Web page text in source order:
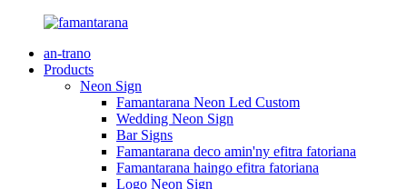
an-trano
Products
Neon Sign
Famantarana Neon Led Custom
Wedding Neon Sign
Bar Signs
Famantarana deco amin'ny efitra fatoriana
Famantarana haingo efitra fatoriana
Logo Neon Sign